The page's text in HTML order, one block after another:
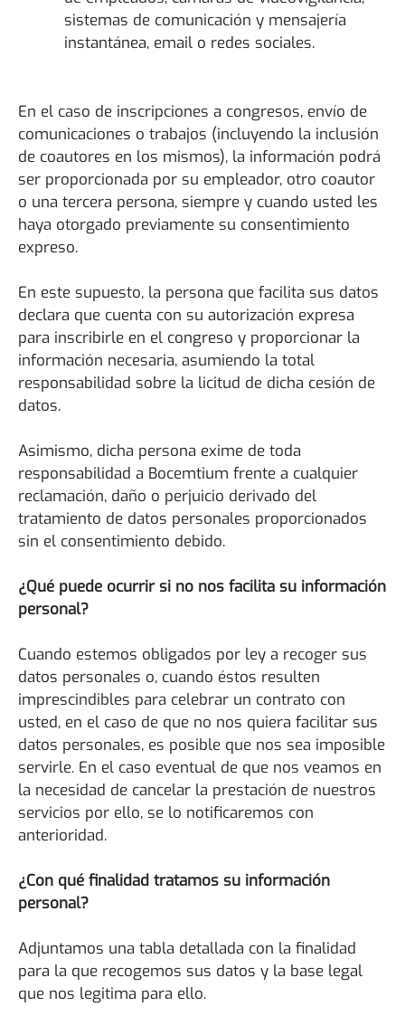
sistemas de comunicación y mensajería
instantánea, email o redes sociales.
En el caso de inscripciones a congresos, envío de
comunicaciones o trabajos (incluyendo la inclusión
de coautores en los mismos), la información podrá
ser proporcionada por su empleador, otro coautor
o una tercera persona, siempre y cuando usted les
haya otorgado previamente su consentimiento
expreso.
En este supuesto, la persona que facilita sus datos
declara que cuenta con su autorización expresa
para inscribirle en el congreso y proporcionar la
información necesaria, asumiendo la total
responsabilidad sobre la licitud de dicha cesión de
datos.
Asimismo, dicha persona exime de toda
responsabilidad a Bocemtium frente a cualquier
reclamación, daño o perjuicio derivado del
tratamiento de datos personales proporcionados
sin el consentimiento debido.
¿Qué puede ocurrir si no nos facilita su información
personal?
Cuando estemos obligados por ley a recoger sus
datos personales o, cuando éstos resulten
imprescindibles para celebrar un contrato con
usted, en el caso de que no nos quiera facilitar sus
datos personales, es posible que nos sea imposible
servirle. En el caso eventual de que nos veamos en
la necesidad de cancelar la prestación de nuestros
servicios por ello, se lo notificaremos con
anterioridad.
¿Con qué finalidad tratamos su información
personal?
Adjuntamos una tabla detallada con la finalidad
para la que recogemos sus datos y la base legal
que nos legitima para ello.